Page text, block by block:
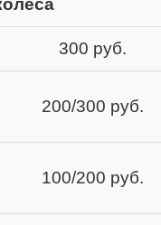
300 руб.
200/300 руб.
100/200 руб.